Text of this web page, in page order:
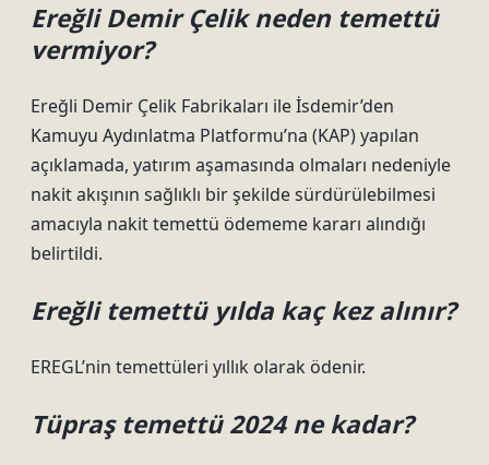
Ereğli Demir Çelik neden temettü
vermiyor?
Ereğli Demir Çelik Fabrikaları ile İsdemir’den
Kamuyu Aydınlatma Platformu’na (KAP) yapılan
açıklamada, yatırım aşamasında olmaları nedeniyle
nakit akışının sağlıklı bir şekilde sürdürülebilmesi
amacıyla nakit temettü ödememe kararı alındığı
belirtildi.
Ereğli temettü yılda kaç kez alınır?
EREGL’nin temettüleri yıllık olarak ödenir.
Tüpraş temettü 2024 ne kadar?